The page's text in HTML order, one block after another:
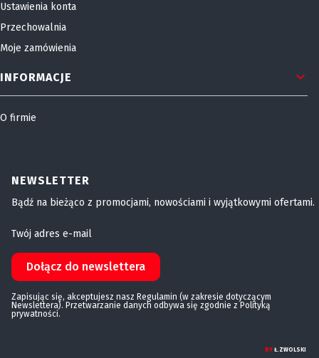
Ustawienia konta
Przechowalnia
Moje zamówienia
INFORMACJE
O firmie
NEWSLETTER
Bądź na bieżąco z promocjami, nowościami i wyjątkowymi ofertami.
Twój adres e-mail
Dołącz do newslettera
Zapisując się, akceptujesz nasz Regulamin (w zakresie dotyczącym
Newslettera). Przetwarzanie danych odbywa się zgodnie z Polityką
prywatności.
BY Ł.ZWOLSKI